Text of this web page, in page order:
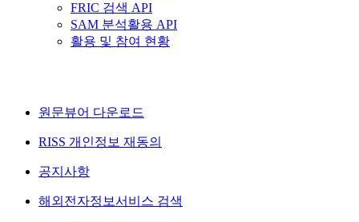
FRIC 검색 API
SAM 분석활용 API
활용 및 참여 현황
원문뷰어 다운로드
RISS 개인정보 재동의
공지사항
해외전자정보서비스 검색